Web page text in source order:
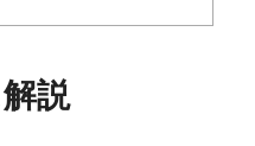
説